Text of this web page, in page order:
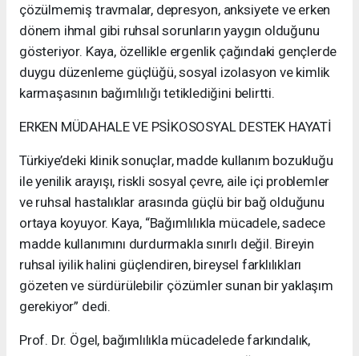
çözülmemiş travmalar, depresyon, anksiyete ve erken
dönem ihmal gibi ruhsal sorunların yaygın olduğunu
gösteriyor. Kaya, özellikle ergenlik çağındaki gençlerde
duygu düzenleme güçlüğü, sosyal izolasyon ve kimlik
karmaşasının bağımlılığı tetiklediğini belirtti.
ERKEN MÜDAHALE VE PSİKOSOSYAL DESTEK HAYATİ
Türkiye’deki klinik sonuçlar, madde kullanım bozukluğu
ile yenilik arayışı, riskli sosyal çevre, aile içi problemler
ve ruhsal hastalıklar arasında güçlü bir bağ olduğunu
ortaya koyuyor. Kaya, “Bağımlılıkla mücadele, sadece
madde kullanımını durdurmakla sınırlı değil. Bireyin
ruhsal iyilik halini güçlendiren, bireysel farklılıkları
gözeten ve sürdürülebilir çözümler sunan bir yaklaşım
gerekiyor” dedi.
Prof. Dr. Ögel, bağımlılıkla mücadelede farkındalık,